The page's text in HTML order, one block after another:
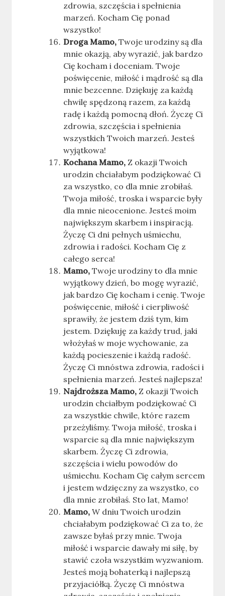
zdrowia, szczęścia i spełnienia
marzeń. Kocham Cię ponad
wszystko!
Droga Mamo, Twoje urodziny są dla
mnie okazją, aby wyrazić, jak bardzo
Cię kocham i doceniam. Twoje
poświęcenie, miłość i mądrość są dla
mnie bezcenne. Dziękuję za każdą
chwilę spędzoną razem, za każdą
radę i każdą pomocną dłoń. Życzę Ci
zdrowia, szczęścia i spełnienia
wszystkich Twoich marzeń. Jesteś
wyjątkowa!
Kochana Mamo, Z okazji Twoich
urodzin chciałabym podziękować Ci
za wszystko, co dla mnie zrobiłaś.
Twoja miłość, troska i wsparcie były
dla mnie nieocenione. Jesteś moim
największym skarbem i inspiracją.
Życzę Ci dni pełnych uśmiechu,
zdrowia i radości. Kocham Cię z
całego serca!
Mamo, Twoje urodziny to dla mnie
wyjątkowy dzień, bo mogę wyrazić,
jak bardzo Cię kocham i cenię. Twoje
poświęcenie, miłość i cierpliwość
sprawiły, że jestem dziś tym, kim
jestem. Dziękuję za każdy trud, jaki
włożyłaś w moje wychowanie, za
każdą pocieszenie i każdą radość.
Życzę Ci mnóstwa zdrowia, radości i
spełnienia marzeń. Jesteś najlepsza!
Najdroższa Mamo, Z okazji Twoich
urodzin chciałbym podziękować Ci
za wszystkie chwile, które razem
przeżyliśmy. Twoja miłość, troska i
wsparcie są dla mnie największym
skarbem. Życzę Ci zdrowia,
szczęścia i wielu powodów do
uśmiechu. Kocham Cię całym sercem
i jestem wdzięczny za wszystko, co
dla mnie zrobiłaś. Sto lat, Mamo!
Mamo, W dniu Twoich urodzin
chciałabym podziękować Ci za to, że
zawsze byłaś przy mnie. Twoja
miłość i wsparcie dawały mi siłę, by
stawić czoła wszystkim wyzwaniom.
Jesteś moją bohaterką i najlepszą
przyjaciółką. Życzę Ci mnóstwa